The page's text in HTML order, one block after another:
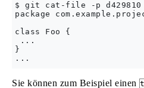
$ git cat-file -p d429810
package
class Foo {
...
}
Sie können zum Beispiel einen